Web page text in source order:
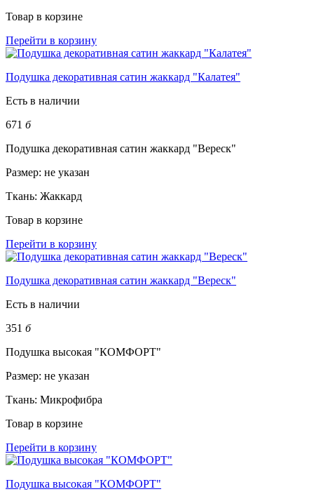
Товар в корзине
Перейти в корзину
Подушка декоративная сатин жаккард "Калатея"
Есть в наличии
671 б
Подушка декоративная сатин жаккард "Вереск"
Размер: не указан
Ткань: Жаккард
Товар в корзине
Перейти в корзину
Подушка декоративная сатин жаккард "Вереск"
Есть в наличии
351 б
Подушка высокая "КОМФОРТ"
Размер: не указан
Ткань: Микрофибра
Товар в корзине
Перейти в корзину
Подушка высокая "КОМФОРТ"